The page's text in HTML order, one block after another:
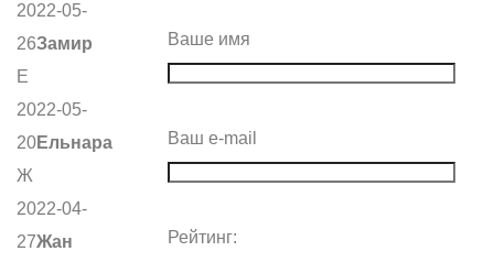
2022-05-
26Замир
Е
2022-05-
20Ельнара
Ж
2022-04-
27Жан
Ваше имя
Ваш e-mail
Рейтинг: